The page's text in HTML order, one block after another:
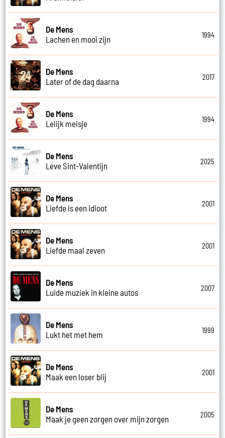
De Mens
Lachen en mooi zijn
1994
De Mens
Later of de dag daarna
2017
De Mens
Lelijk meisje
1994
De Mens
Leve Sint-Valentijn
2025
De Mens
Liefde is een idioot
2001
De Mens
Liefde maal zeven
2001
De Mens
Luide muziek in kleine autos
2007
De Mens
Lukt het met hem
1999
De Mens
Maak een loser blij
2001
De Mens
Maak je geen zorgen over mijn zorgen
2005